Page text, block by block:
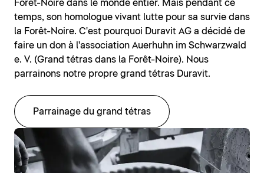
Forêt-Noire dans le monde entier. Mais pendant ce
temps, son homologue vivant lutte pour sa survie dans
la Forêt-Noire. C'est pourquoi Duravit AG a décidé de
faire un don à l'association Auerhuhn im Schwarzwald
e. V. (Grand tétras dans la Forêt-Noire). Nous
parrainons notre propre grand tétras Duravit.
Parrainage du grand tétras